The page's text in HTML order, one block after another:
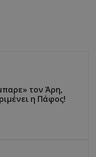
τον Άρη,
η Πάφος!